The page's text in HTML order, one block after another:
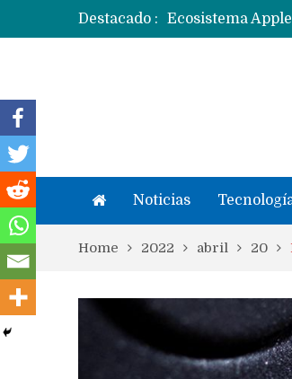
Destacado :
Apple dice que
Noticias
Home 2022 abril 20